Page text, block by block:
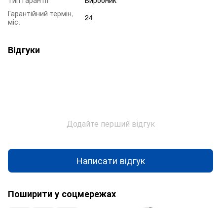
Гарантійний термін,
міс.
24
Відгуки
Додайте перший відгук
Написати відгук
Поширити у соцмережах